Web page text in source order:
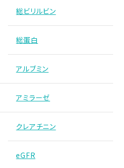
総ビリルビン
総蛋白
アルブミン
アミラーゼ
クレアチニン
eGFR